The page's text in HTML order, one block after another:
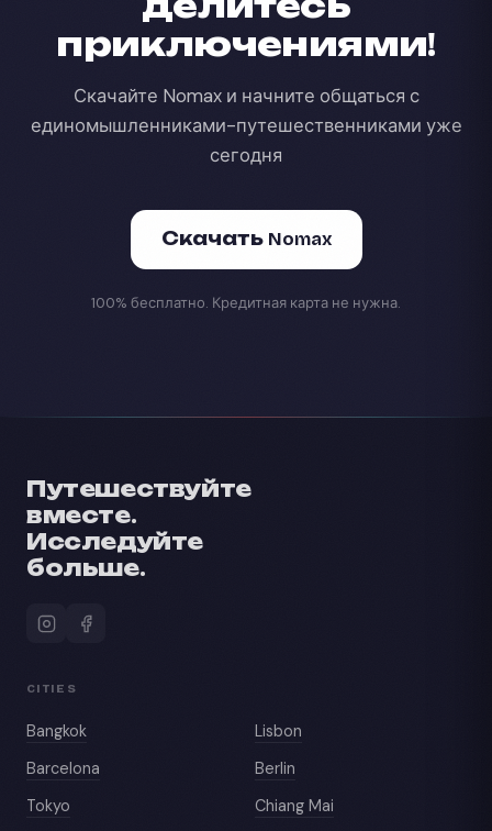
приключениями!
Скачайте Nomax и начните общаться с
единомышленниками-путешественниками уже
сегодня
Скачать Nomax
100% бесплатно. Кредитная карта не нужна.
Путешествуйте
вместе.
Исследуйте
больше.
CITIES
Bangkok
Lisbon
Barcelona
Berlin
Tokyo
Chiang Mai